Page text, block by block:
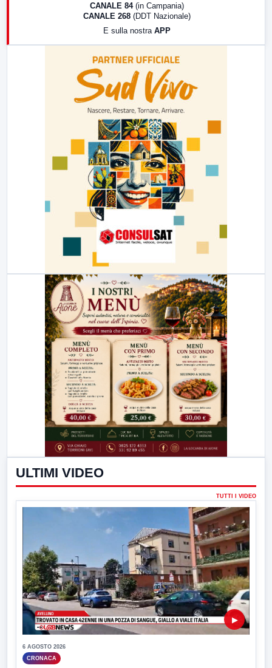
CANALE 84 (in Campania)
CANALE 268 (DDT Nazionale)
E sulla nostra APP
ULTIMI VIDEO
TUTTI I VIDEO
▶
6 AGOSTO 2026
CRONACA